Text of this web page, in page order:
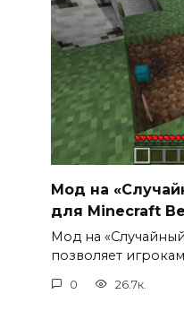
Мод на
для Minecraft
Мод на
позволяет игрокам
0 26.7к.